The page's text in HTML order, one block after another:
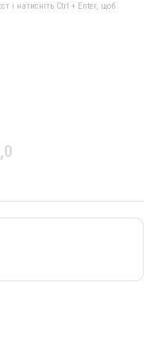
і натисніть Ctrl + Enter, щоб